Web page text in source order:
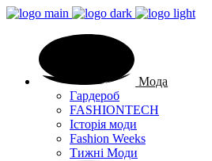
Мода
Гардероб
FASHIONTECH
Історія моди
Fashion Weeks
Тижні Моди